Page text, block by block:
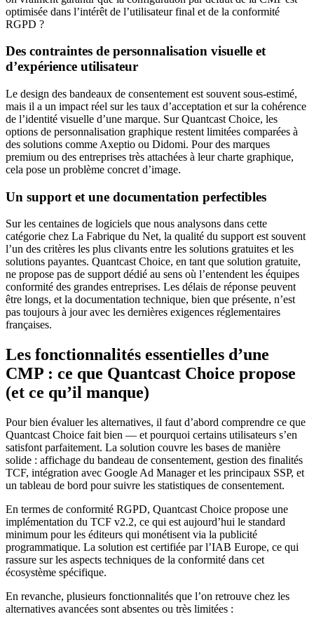
optimisée dans l’intérêt de l’utilisateur final et de la conformité
RGPD ?
Des contraintes de personnalisation visuelle et
d’expérience utilisateur
Le design des bandeaux de consentement est souvent sous-estimé,
mais il a un impact réel sur les taux d’acceptation et sur la cohérence
de l’identité visuelle d’une marque. Sur Quantcast Choice, les
options de personnalisation graphique restent limitées comparées à
des solutions comme Axeptio ou Didomi. Pour des marques
premium ou des entreprises très attachées à leur charte graphique,
cela pose un problème concret d’image.
Un support et une documentation perfectibles
Sur les centaines de logiciels que nous analysons dans cette
catégorie chez La Fabrique du Net, la qualité du support est souvent
l’un des critères les plus clivants entre les solutions gratuites et les
solutions payantes. Quantcast Choice, en tant que solution gratuite,
ne propose pas de support dédié au sens où l’entendent les équipes
conformité des grandes entreprises. Les délais de réponse peuvent
être longs, et la documentation technique, bien que présente, n’est
pas toujours à jour avec les dernières exigences réglementaires
françaises.
Les fonctionnalités essentielles d’une
CMP : ce que Quantcast Choice propose
(et ce qu’il manque)
Pour bien évaluer les alternatives, il faut d’abord comprendre ce que
Quantcast Choice fait bien — et pourquoi certains utilisateurs s’en
satisfont parfaitement. La solution couvre les bases de manière
solide : affichage du bandeau de consentement, gestion des finalités
TCF, intégration avec Google Ad Manager et les principaux SSP, et
un tableau de bord pour suivre les statistiques de consentement.
En termes de conformité RGPD, Quantcast Choice propose une
implémentation du TCF v2.2, ce qui est aujourd’hui le standard
minimum pour les éditeurs qui monétisent via la publicité
programmatique. La solution est certifiée par l’IAB Europe, ce qui
rassure sur les aspects techniques de la conformité dans cet
écosystème spécifique.
En revanche, plusieurs fonctionnalités que l’on retrouve chez les
alternatives avancées sont absentes ou très limitées :